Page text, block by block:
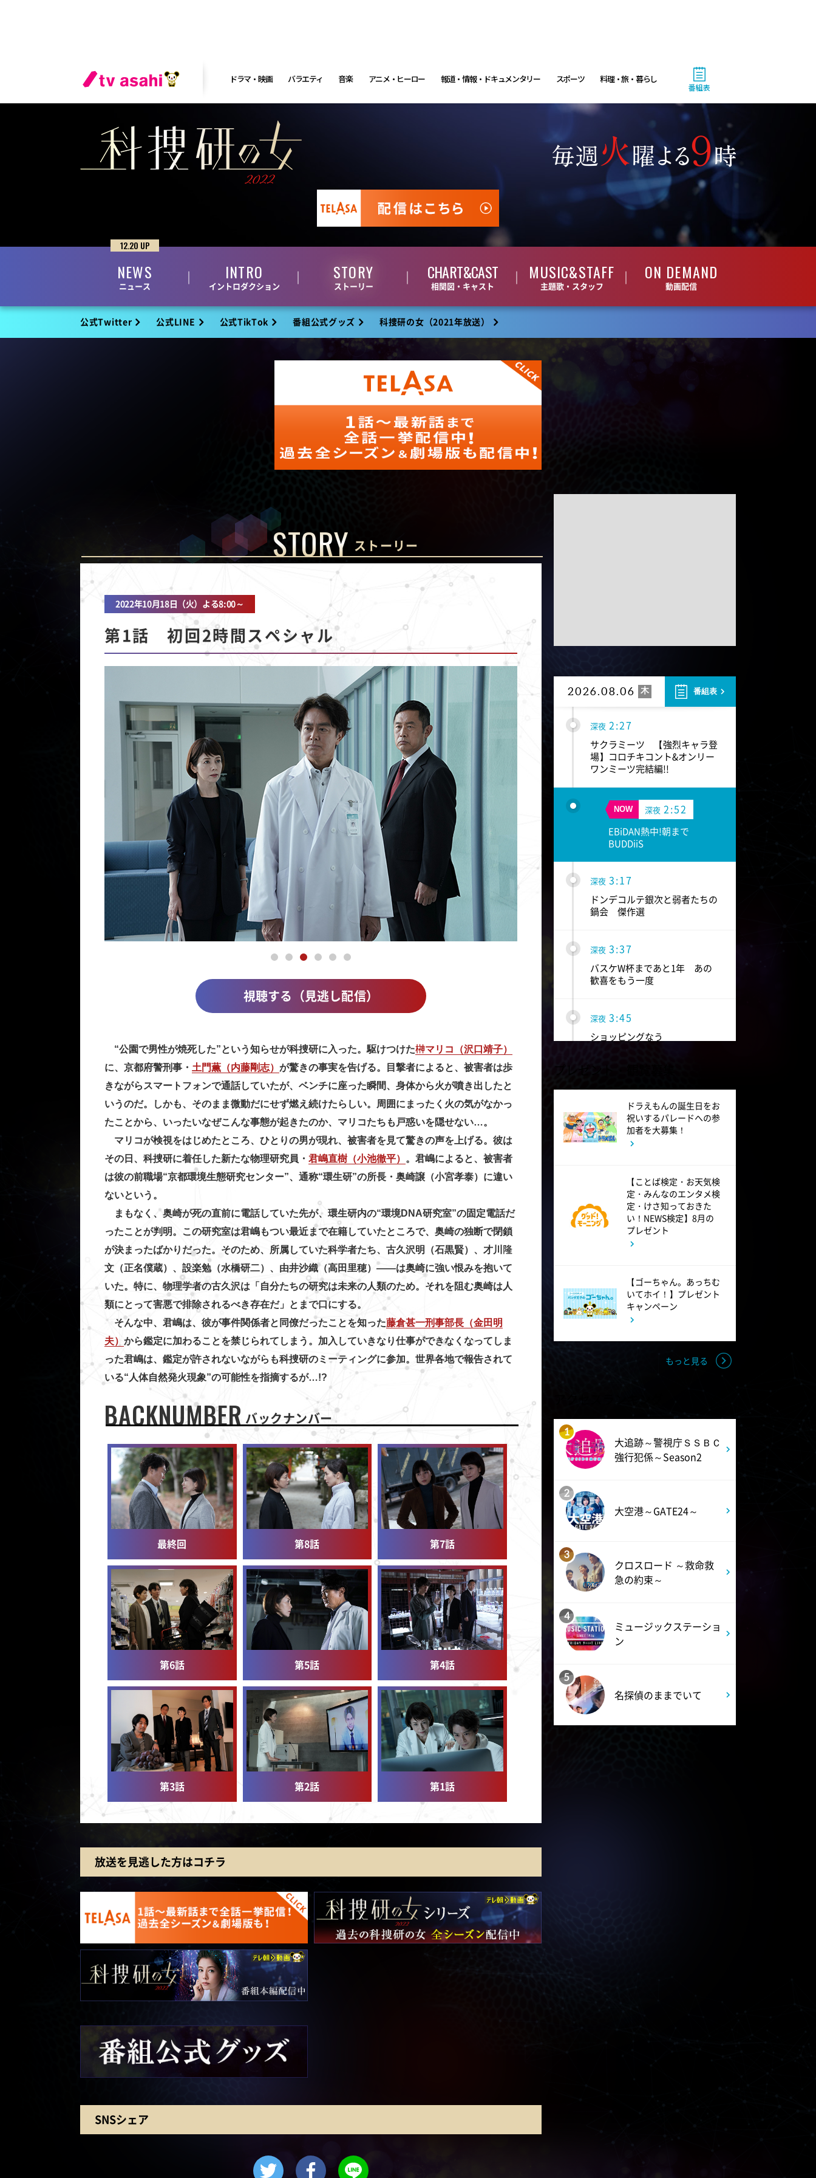
ドラマ・映画 バラエティ 音楽 アニメ・ヒーロー 報道・情報・ドキュメンタリー スポーツ 料理・旅・暮らし
番組表
NEWS
ニュース
12.20 UP
INTRO
イントロダクション
STORY
ストーリー
CHART&CAST
相関図・キャスト
MUSIC&STAFF
主題歌・スタッフ
ON DEMAND
動画配信
公式Twitter 公式LINE 公式TikTok 番組公式グッズ 科捜研の女（2021年放送）
STORY ストーリー
2022年10月18日（火）よる8:00～
第1話 初回2時間スペシャル
視聴する（見逃し配信）
“公園で男性が焼死した”という知らせが科捜研に入った。駆けつけた榊マリコ（沢口靖子）
に、京都府警刑事・ 土門薫（内藤剛志） が驚きの事実を告げる。目撃者によると、被害者は歩
きながらスマートフォンで通話していたが、ベンチに座った瞬間、身体から火が噴き出したと
いうのだ。しかも、そのまま微動だにせず燃え続けたらしい。周囲にまったく火の気がなかっ
たことから、いったいなぜこんな事態が起きたのか、マリコたちも戸惑いを隠せない…。
マリコが検視をはじめたところ、ひとりの男が現れ、被害者を見て驚きの声を上げる。彼は
その日、科捜研に着任した新たな物理研究員・ 君嶋直樹（小池徹平） 。君嶋によると、被害者
は彼の前職場“京都環境生態研究センター”、通称“環生研”の所長・奥崎譲（小宮孝泰）に違い
ないという。
まもなく、奥崎が死の直前に電話していた先が、環生研内の“環境DNA研究室”の固定電話だ
ったことが判明。この研究室は君嶋もつい最近まで在籍していたところで、奥崎の独断で閉鎖
が決まったばかりだった。そのため、所属していた科学者たち、古久沢明（石黒賢）、才川隆
文（正名僕蔵）、設楽勉（水橋研二）、由井沙織（高田里穂）――は奥崎に強い恨みを抱いて
いた。特に、物理学者の古久沢は「自分たちの研究は未来の人類のため。それを阻む奥崎は人
類にとって害悪で排除されるべき存在だ」とまで口にする。
そんな中、君嶋は、彼が事件関係者と同僚だったことを知った藤倉甚一刑事部長（金田明
夫） から鑑定に加わることを禁じられてしまう。加入していきなり仕事ができなくなってしま
った君嶋は、鑑定が許されないながらも科捜研のミーティングに参加。世界各地で報告されて
いる“人体自然発火現象”の可能性を指摘するが…!?
BACKNUMBER バックナンバー
最終回 第8話 第7話
第6話 第5話 第4話
第3話 第2話 第1話
放送を見逃した方はコチラ
SNSシェア
2026.08.06 木 番組表
よる 9:54
報道ステーション 台風13号
が沖縄直撃へ…熊本でも雨風に
対策急務
11:10
熱闘甲子園 涙は、強さにな
And One
よる 11:45
られる懐かし回&傑作回
0:45
最新!男女の出会いの場「相席
FRUITS ZIPPERのNEW
KAWAIIってしてよ?
深夜 2:27
サクラミーツ 【強烈キャラ登
場】コロチキコント&オンリー
ワンミーツ完結編!!
NOW 深夜 2:52
EBiDAN熱中!朝まで
BUDDiiS
深夜 3:17
ドンデコルテ銀次と弱者たちの
鍋会 傑作選
深夜 3:37
バスケW杯まであと1年 あの
歓喜をもう一度
深夜 3:45
ショッピングなう
プレゼント・観覧募集
ドラえもんの誕生日をお
祝いするパレードへの参
加者を大募集！
【ことば検定・お天気検
定・みんなのエンタメ検
定・けさ知っておきた
い！NEWS検定】8月の
プレゼント
【ゴーちゃん。あっちむ
いてホイ！】プレゼント
キャンペーン
もっと見る
1
大追跡～警視庁ＳＳＢＣ
強行犯係～Season2
2
大空港～GATE24～
3
クロスロード ～救命救
急の約束～
4
ミュージックステーショ
ン
5
名探偵のままでいて